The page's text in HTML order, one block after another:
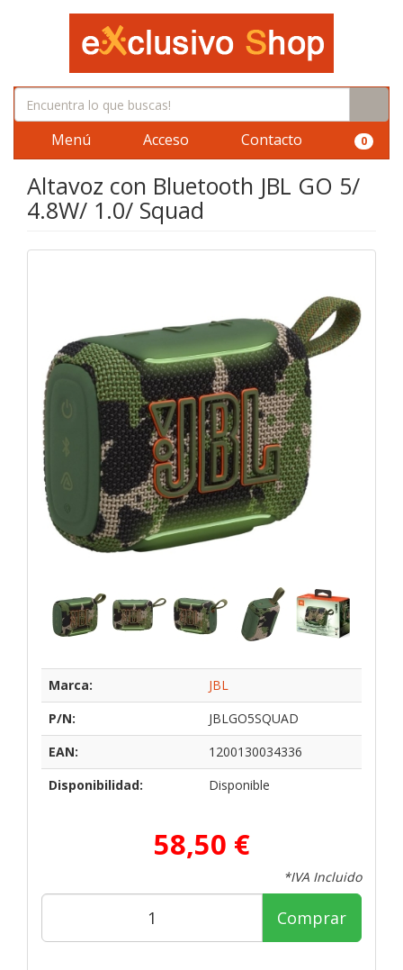
Menú Acceso Contacto 0
Altavoz con Bluetooth JBL GO 5/
4.8W/ 1.0/ Squad
Marca:
JBL
P/N:
JBLGO5SQUAD
EAN:
1200130034336
Disponibilidad:
Disponible
58,50 €
*IVA Incluido
Comprar